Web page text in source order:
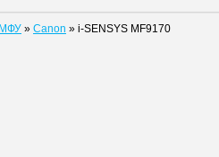
МФУ » Canon » i-SENSYS MF9170